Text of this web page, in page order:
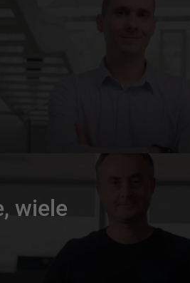
wiele